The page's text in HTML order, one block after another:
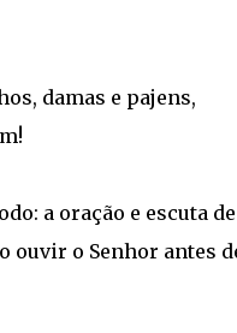
damas e pajens,
a oração e escuta de
ouvir o Senhor antes